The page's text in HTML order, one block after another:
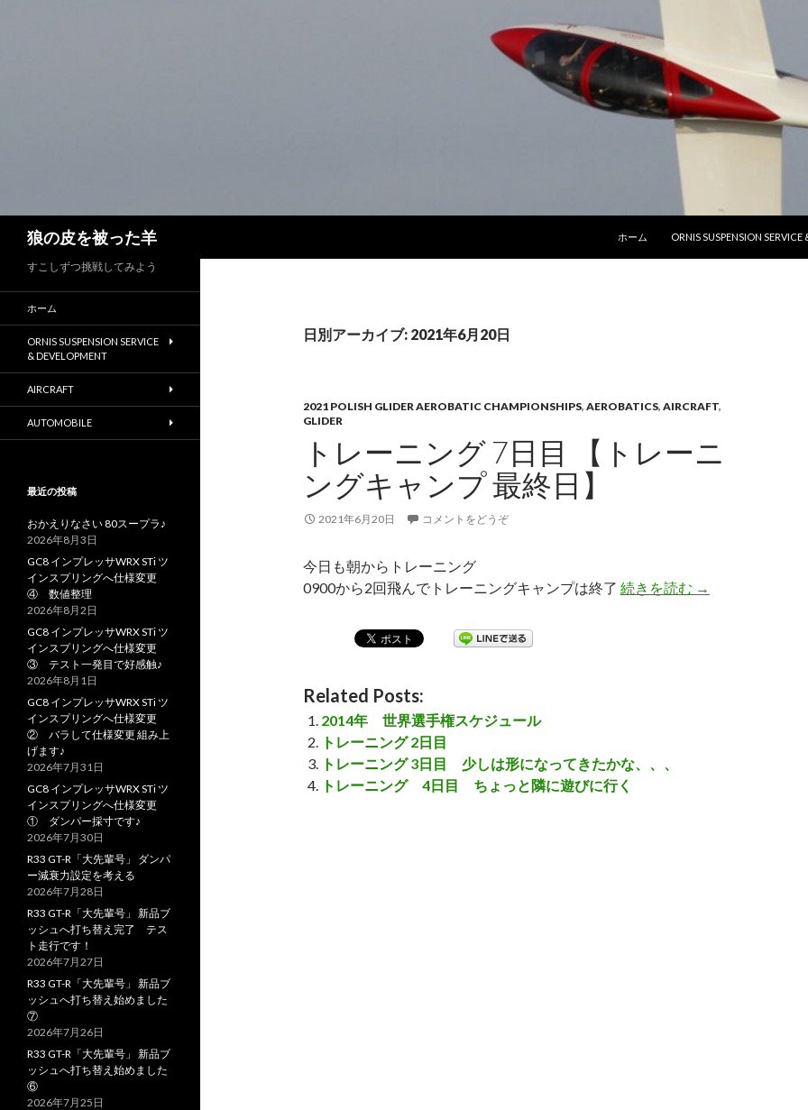
狼の皮を被った羊
ホーム
ORNIS SUSPENSION
日別アーカイブ: 2021年6月20日
2021 POLISH GLIDER AEROBATIC CHAMPIONSHIPS, AEROBATICS, AIRCRAFT,
GLIDER
トレーニング 7日目 【トレーニ
ングキャンプ 最終日】
2021年6月20日 コメントをどうぞ
今日も朝からトレーニング
0900から2回飛んでトレーニングキャンプは終了 続きを読む トレーニング 7
→
Related Posts:
2014年 世界選手権スケジュール
トレーニング 2日目
トレーニング 3日目 少しは形になってきたかな、、、
トレーニング 4日目 ちょっと隣に遊びに行く
すこしずつ挑戦してみよう
ホーム
ORNIS SUSPENSION SERVICE
& DEVELOPMENT
AIRCRAFT
AUTOMOBILE
最近の投稿
おかえりなさい 80スープラ♪
2026年8月3日
GC8 インプレッサWRX STi ツ
インスプリングへ仕様変更
④ 数値整理
2026年8月2日
GC8 インプレッサWRX STi ツ
インスプリングへ仕様変更
③ テスト一発目で好感触♪
2026年8月1日
GC8 インプレッサWRX STi ツ
インスプリングへ仕様変更
② バラして仕様変更 組み上
げます♪
2026年7月31日
GC8 インプレッサWRX STi ツ
インスプリングへ仕様変更
① ダンパー採寸です♪
2026年7月30日
R33 GT-R「大先輩号」 ダンパ
ー減衰力設定を考える
2026年7月28日
R33 GT-R「大先輩号」 新品ブ
ッシュへ打ち替え完了 テス
ト走行です！
2026年7月27日
R33 GT-R「大先輩号」 新品ブ
ッシュへ打ち替え始めました
⑦
2026年7月26日
R33 GT-R「大先輩号」 新品ブ
ッシュへ打ち替え始めました
⑥
2026年7月25日